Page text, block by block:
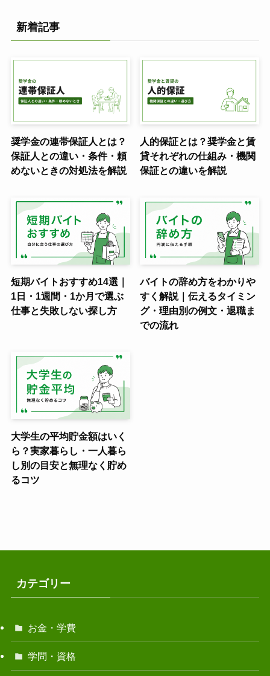
新着記事
奨学金の連帯保証人とは？
保証人との違い・条件・頼
めないときの対処法を解説
人的保証とは？奨学金と賃
貸それぞれの仕組み・機関
保証との違いを解説
短期バイトおすすめ14選｜
1日・1週間・1か月で選ぶ
仕事と失敗しない探し方
バイトの辞め方をわかりや
すく解説｜伝えるタイミン
グ・理由別の例文・退職ま
での流れ
大学生の平均貯金額はいく
ら？実家暮らし・一人暮ら
し別の目安と無理なく貯め
るコツ
カテゴリー
お金・学費
学問・資格